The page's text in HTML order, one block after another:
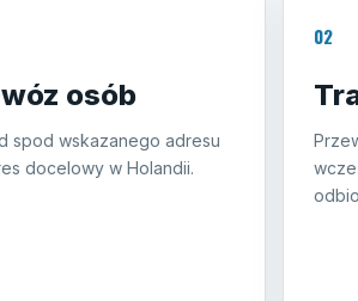
osób
spod wskazanego adresu
docelowy w Holandii.
02